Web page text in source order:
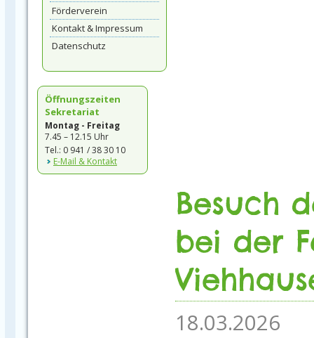
Förderverein
Kontakt & Impressum
Datenschutz
Öffnungszeiten
Sekretariat
Montag - Freitag
7.45 – 12.15 Uhr
Tel.: 0 941 / 38 30 10
E-Mail & Kontakt
Besuch
bei der
18.03.2026